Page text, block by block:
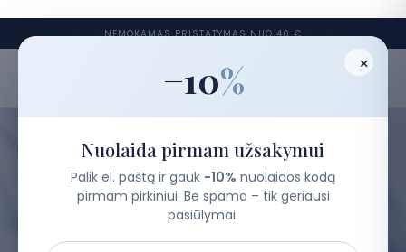
×
−10%
Nuolaida pirmam užsakymui
Palik el. paštą ir gauk −10% nuolaidos kodą
pirmam pirkiniui. Be spamo – tik geriausi
pasiūlymai.
NEMOKAMAS PRISTATYMAS NUO 40 €
KORĖJIETIŠKA KOSMETIKA
0
Prekių ženklai
Kategorijos
Odos tipai